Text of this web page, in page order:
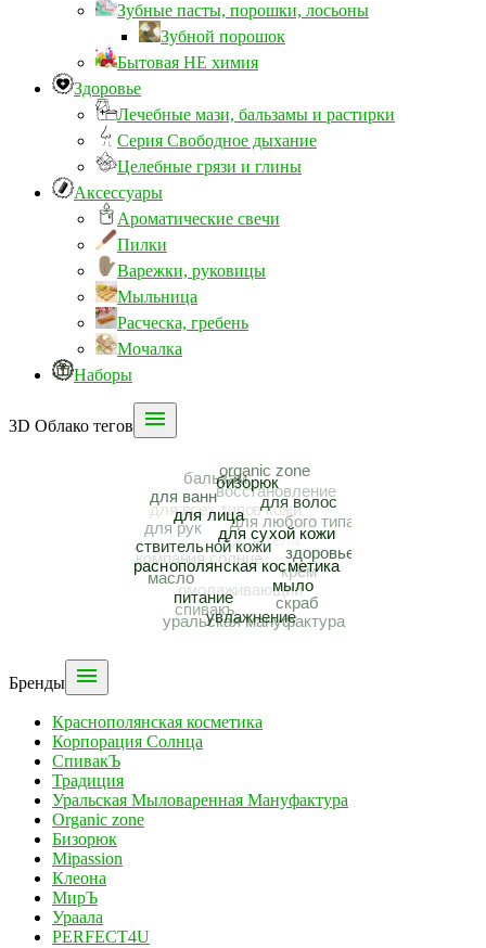
Зубные пасты, порошки, лосьоны
Зубной порошок
Бытовая НЕ химия
Здоровье
Лечебные мази, бальзамы и растирки
Серия Свободное дыхание
Целебные грязи и глины
Аксессуары
Ароматические свечи
Пилки
Варежки, руковицы
Мыльница
Расческа, гребень
Мочалка
Наборы
3D Облако тегов 
Бренды 
Краснополянская косметика
Корпорация Солнца
СпивакЪ
Традиция
Уральская Мыловаренная Мануфактура
Organic zone
Бизорюк
Mipassion
Клеона
МирЪ
Ураала
PERFECT4U